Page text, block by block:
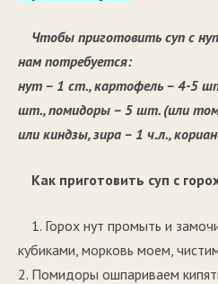
Чтобы приготовить суп с
нам потребуется:
нут – 1 ст., картофель – 4-5
шт., помидоры – 5 шт. (или
или киндзы, зира – 1 ч.л.,
Как приготовить суп с
1. Горох нут промыть и
кубиками, морковь моем,
2. Помидоры ошпариваем